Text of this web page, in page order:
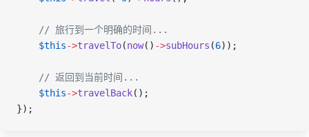
    // 旅行到一个明确的时间...
    $this
->travelTo(now() ->subHours (6));
    // 返回到当前时间...
    $this
->travelBack();
});